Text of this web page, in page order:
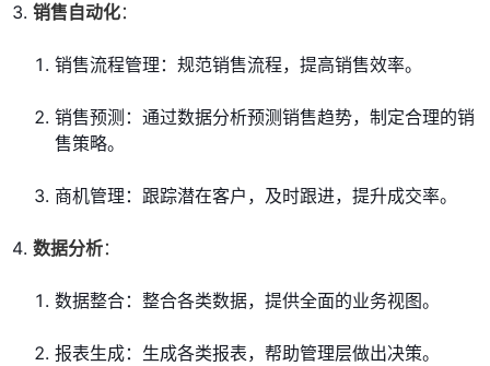
销售自动化：
销售流程管理：规范销售流程，提高销售效率。
销售预测：通过数据分析预测销售趋势，制定合理的销
售策略。
商机管理：跟踪潜在客户，及时跟进，提升成交率。
数据分析：
数据整合：整合各类数据，提供全面的业务视图。
报表生成：生成各类报表，帮助管理层做出决策。